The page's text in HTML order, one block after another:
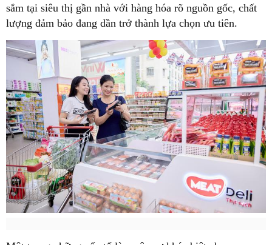
sắm tại siêu thị gần nhà với hàng hóa rõ nguồn gốc, chất
lượng đảm bảo đang dần trở thành lựa chọn ưu tiên.